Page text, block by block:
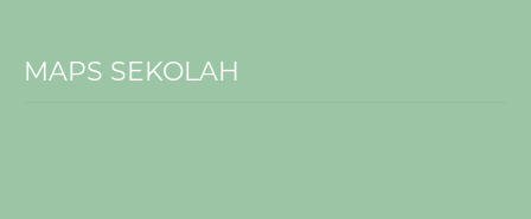
MAPS SEKOLAH